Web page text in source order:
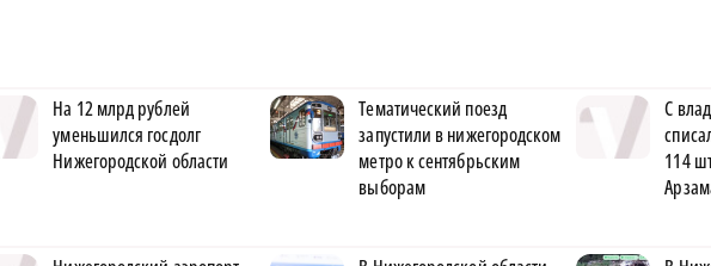
На 12 млрд рублей
уменьшился госдолг
Нижегородской области
Тематический поезд
запустили в нижегородском
метро к сентябрьским
выборам
С
114